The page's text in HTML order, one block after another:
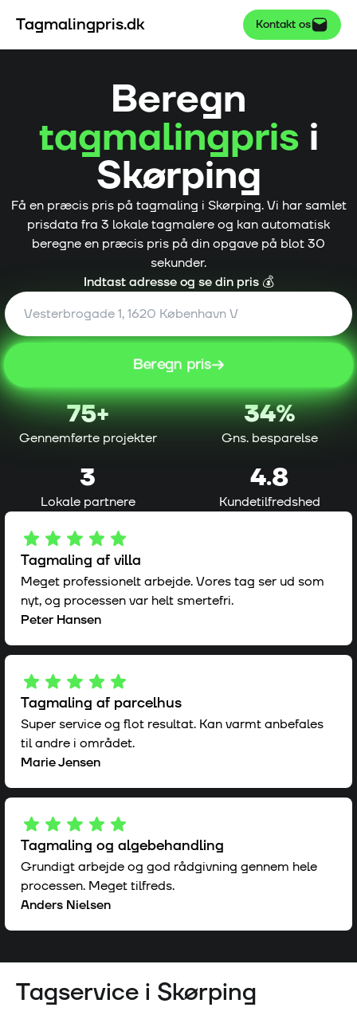
Tagmalingpris.dk Kontakt os
Beregn
tagmalingprisi
Skørping
Få en præcis pris på tagmaling i Skørping. Vi har samlet
prisdata fra 3 lokale tagmalere og kan automatisk
beregne en præcis pris på din opgave på blot 30
sekunder.
Indtast adresse og se din pris 💰
Beregn pris
75+
Gennemførte projekter
34%
Gns. besparelse
3
Lokale partnere
4.8
Kundetilfredshed
Tagmaling af villa
Meget professionelt arbejde. Vores tag ser ud som
nyt, og processen var helt smertefri.
Peter Hansen
Tagmaling af parcelhus
Super service og flot resultat. Kan varmt anbefales
til andre i området.
Marie Jensen
Tagmaling og algebehandling
Grundigt arbejde og god rådgivning gennem hele
processen. Meget tilfreds.
Anders Nielsen
Tagservice i Skørping